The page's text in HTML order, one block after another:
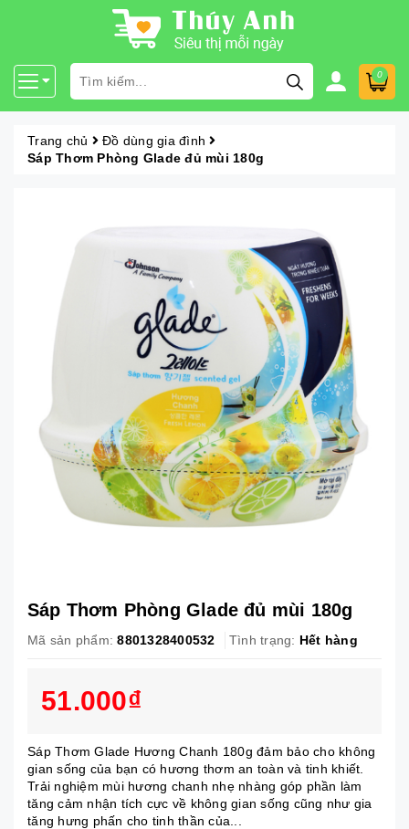
0
Trang chủ
Đồ dùng gia đình
Sáp Thơm Phòng Glade đủ mùi 180g
Sáp Thơm Phòng Glade đủ mùi 180g
Mã sản phẩm: 8801328400532 Tình trạng: Hết hàng
51.000₫
Sáp Thơm Glade Hương Chanh 180g đảm bảo cho không
gian sống của bạn có hương thơm an toàn và tinh khiết.
Trải nghiệm mùi hương chanh nhẹ nhàng góp phần làm
tăng cảm nhận tích cực về không gian sống cũng như gia
tăng hưng phấn cho tinh thần của...